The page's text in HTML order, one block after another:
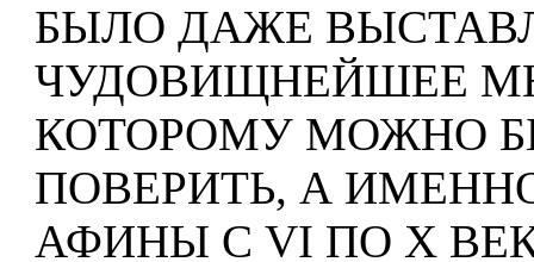
БЫЛО ДАЖЕ
ЧУДОВИЩНЕЙШЕЕ
КОТОРОМУ МОЖНО
ПОВЕРИТЬ, А
АФИНЫ С VI ПО X